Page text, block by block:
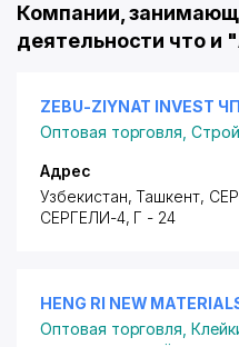
Компании,
деятельности что
ZEBU-ZIYNAT INVEST ЧП
Оптовая торговля ,
Адрес
Узбекистан, Ташкент,
СЕРГЕЛИ-4, Г - 24
HENG RI NEW
Оптовая торговля ,